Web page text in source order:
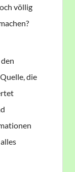
völlig
die